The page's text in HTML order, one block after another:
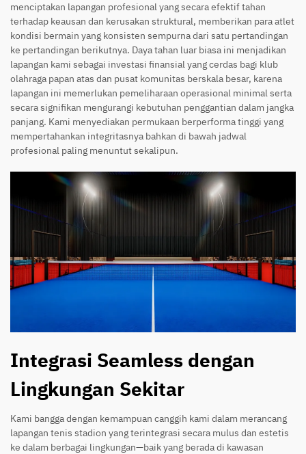
menciptakan lapangan profesional yang secara efektif tahan
terhadap keausan dan kerusakan struktural, memberikan para atlet
kondisi bermain yang konsisten sempurna dari satu pertandingan
ke pertandingan berikutnya. Daya tahan luar biasa ini menjadikan
lapangan kami sebagai investasi finansial yang cerdas bagi klub
olahraga papan atas dan pusat komunitas berskala besar, karena
lapangan ini memerlukan pemeliharaan operasional minimal serta
secara signifikan mengurangi kebutuhan penggantian dalam jangka
panjang. Kami menyediakan permukaan berperforma tinggi yang
mempertahankan integritasnya bahkan di bawah jadwal
profesional paling menuntut sekalipun.
Integrasi Seamless dengan
Lingkungan Sekitar
Kami bangga dengan kemampuan canggih kami dalam merancang
lapangan tenis stadion yang terintegrasi secara mulus dan estetis
ke dalam berbagai lingkungan—baik yang berada di kawasan